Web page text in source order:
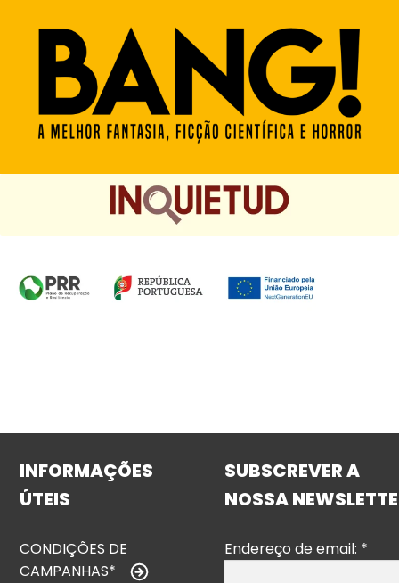
INFORMAÇÕES
ÚTEIS
CONDIÇÕES DE
CAMPANHAS*
SUBSCREVER A
NOSSA
Endereço de email: *